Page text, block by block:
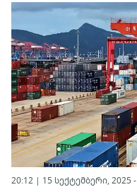
20:12 | 15 სექტემბერი, 2025 -